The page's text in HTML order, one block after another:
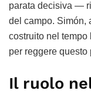
parata decisiva —
del campo. Simón,
costruito nel
per reggere questo
Il ruolo